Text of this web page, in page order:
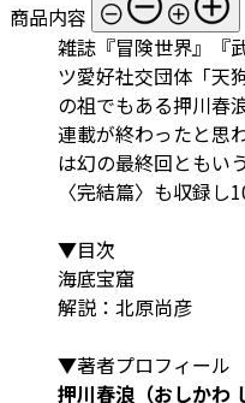
商品内容
雑誌『冒険世界』『
ツ愛好社交団体「天
の祖でもある押川春
連載が終わったと思
は幻の最終回ともい
〈完結篇〉も収録し
▼目次
海底宝窟
解説：北原尚彦
▼著者プロフィール
押川春浪（おしかわ